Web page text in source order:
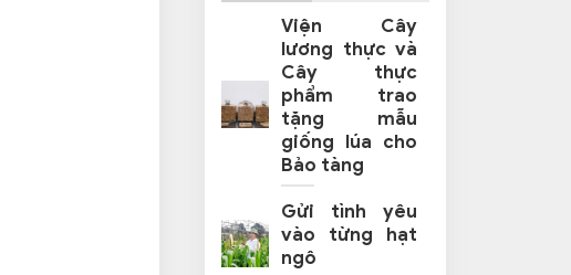
Viện Cây
lương thực và
Cây thực
phẩm trao
tặng mẫu
giống lúa cho
Bảo tàng
Gửi tình yêu
vào từng hạt
ngô